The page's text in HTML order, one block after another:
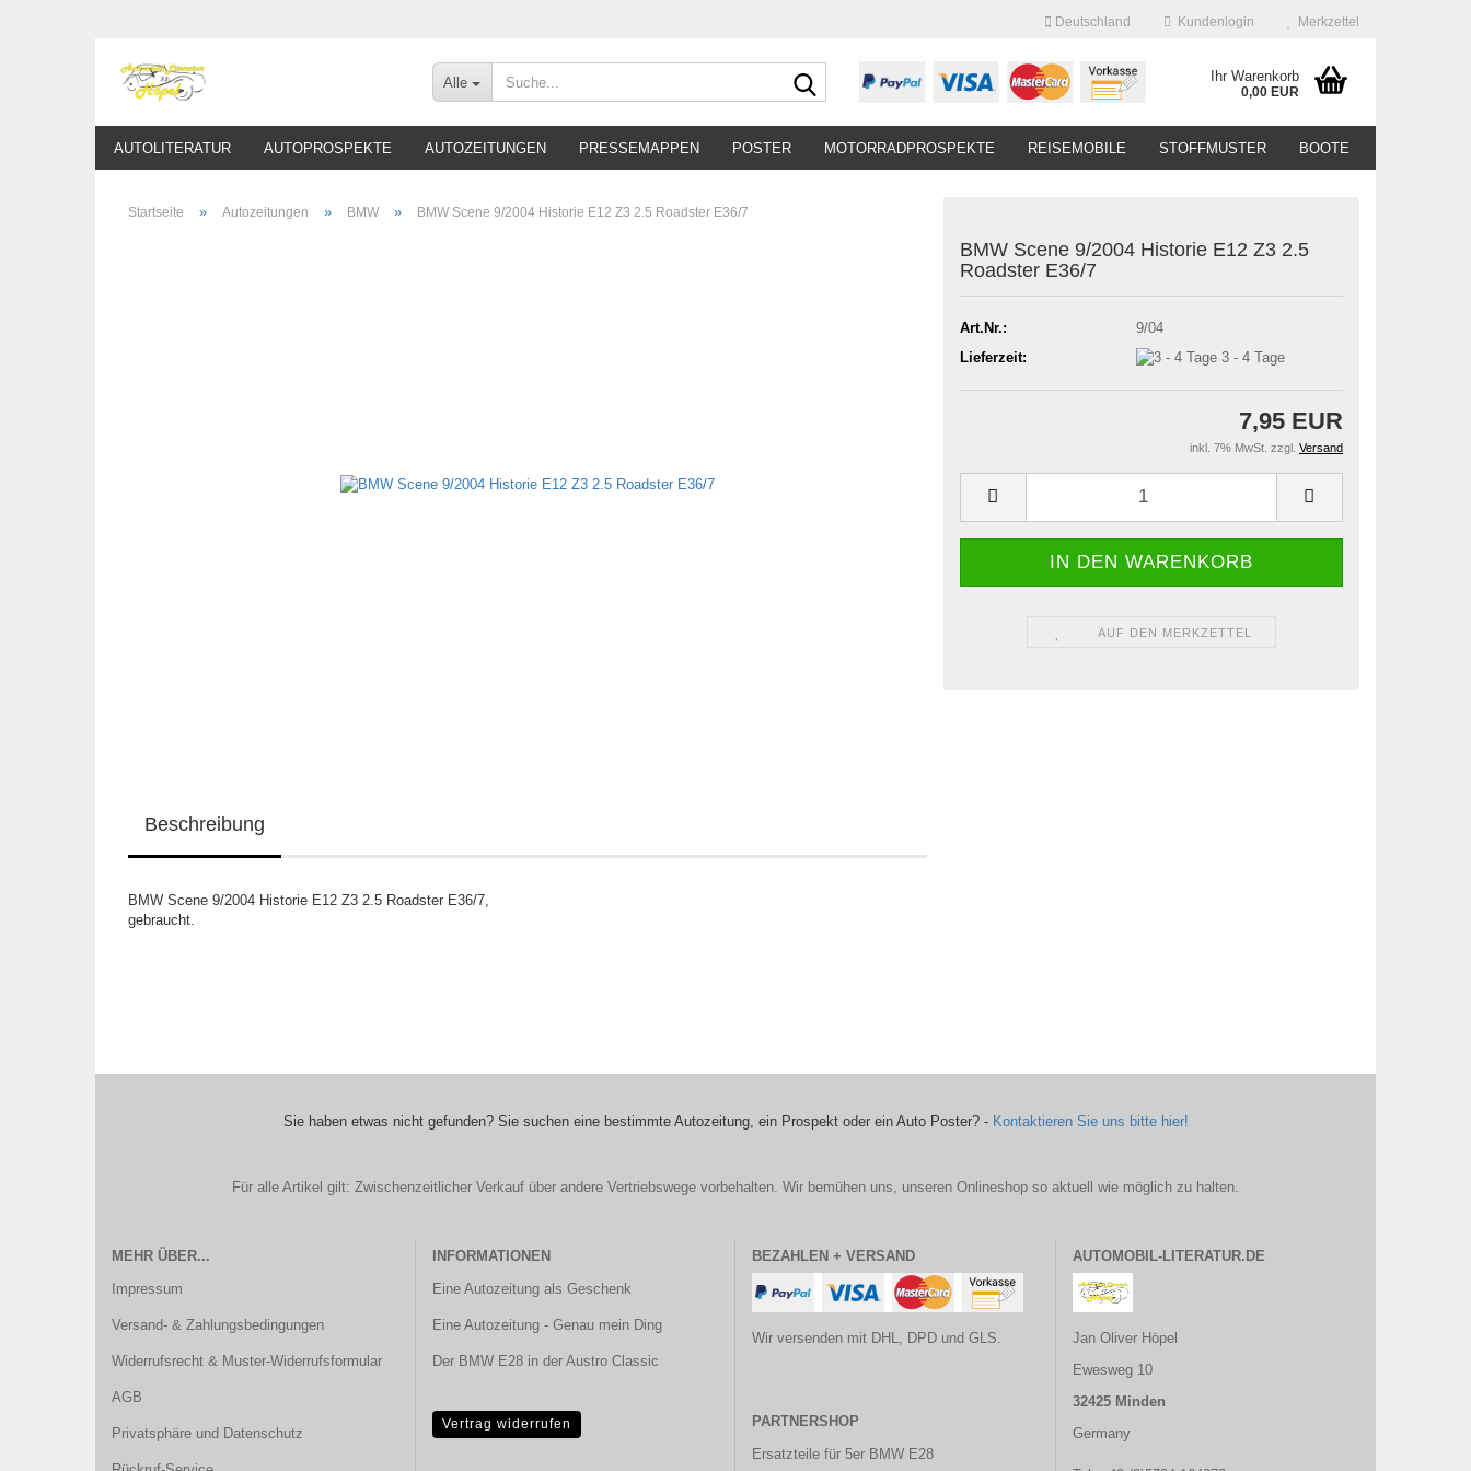
Deutschland Kundenlogin Merkzettel
Alle
Suche... Ihr Warenkorb
0,00 EUR
AUTOLITERATUR AUTOPROSPEKTE AUTOZEITUNGEN PRESSEMAPPEN POSTER MOTORRADPROSPEKTE REISEMOBILE STOFFMUSTER BOOTE
Startseite » Autozeitungen » BMW » BMW Scene 9/2004 Historie E12 Z3 2.5 Roadster E36/7
BMW Scene 9/2004 Historie E12 Z3 2.5
Roadster E36/7
Art.Nr.:
9/04
Lieferzeit:
3 - 4 Tage
7,95 EUR
inkl. 7% MwSt. zzgl. Versand
AUF DEN MERKZETTEL
Beschreibung
BMW Scene 9/2004 Historie E12 Z3 2.5 Roadster E36/7,
gebraucht.
Sie haben etwas nicht gefunden? Sie suchen eine bestimmte Autozeitung, ein Prospekt oder ein Auto Poster? - Kontaktieren Sie uns bitte hier!
Für alle Artikel gilt: Zwischenzeitlicher Verkauf über andere Vertriebswege vorbehalten. Wir bemühen uns, unseren Onlineshop so aktuell wie möglich zu halten.
MEHR ÜBER...
Impressum
Versand- & Zahlungsbedingungen
Widerrufsrecht & Muster-Widerrufsformular
AGB
Privatsphäre und Datenschutz
INFORMATIONEN
Eine Autozeitung als Geschenk
Eine Autozeitung - Genau mein Ding
Der BMW E28 in der Austro Classic
Vertrag widerrufen
BEZAHLEN + VERSAND
Wir versenden mit DHL, DPD und GLS.
PARTNERSHOP
Ersatzteile für 5er BMW E28
AUTOMOBIL-LITERATUR.DE
Jan Oliver Höpel
Ewesweg 10
32425 Minden
Germany